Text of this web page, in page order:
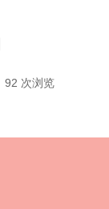
92 次浏览